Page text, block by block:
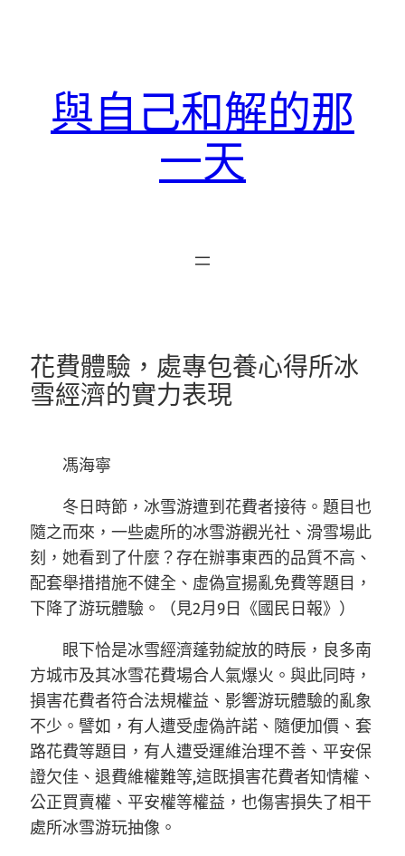
與自己和解的那
一天
花費體驗，處專包養心得所冰
雪經濟的實力表現
馮海寧
冬日時節，冰雪游遭到花費者接待。題目也
隨之而來，一些處所的冰雪游觀光社、滑雪場此
刻，她看到了什麼？存在辦事東西的品質不高、
配套舉措措施不健全、虛偽宣揚亂免費等題目，
下降了游玩體驗。（見2月9日《國民日報》）
眼下恰是冰雪經濟蓬勃綻放的時辰，良多南
方城市及其冰雪花費場合人氣爆火。與此同時，
損害花費者符合法規權益、影響游玩體驗的亂象
不少。譬如，有人遭受虛偽許諾、隨便加價、套
路花費等題目，有人遭受運維治理不善、平安保
證欠佳、退費維權難等,這既損害花費者知情權、
公正買賣權、平安權等權益，也傷害損失了相干
處所冰雪游玩抽像。